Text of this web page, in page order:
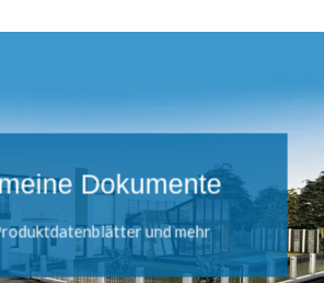
Dokumente
und mehr